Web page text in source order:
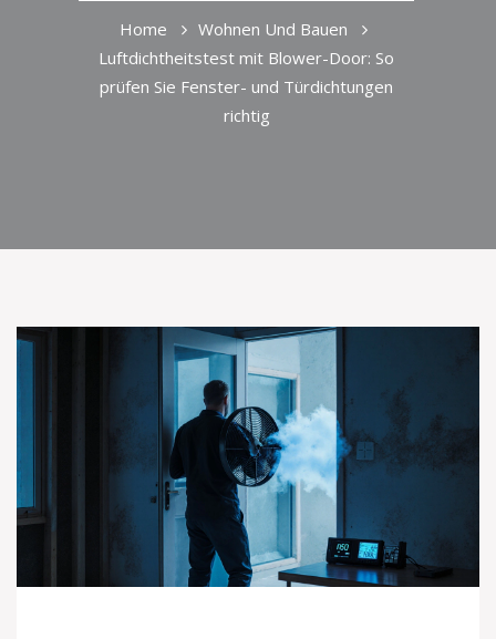
Home
Wohnen Und Bauen
Luftdichtheitstest mit Blower-Door: So
prüfen Sie Fenster- und Türdichtungen
richtig